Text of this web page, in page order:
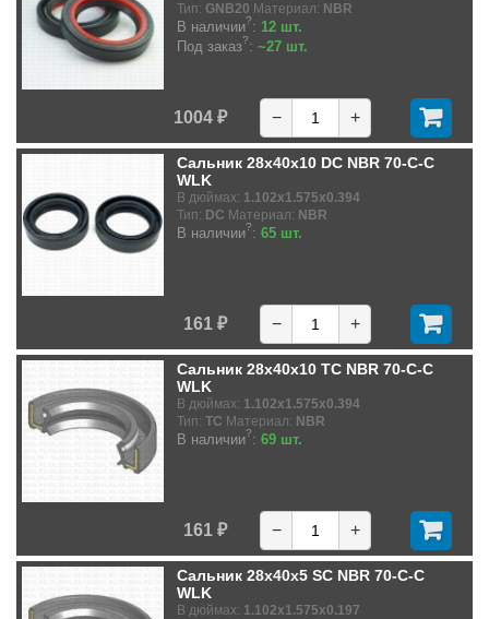
Тип: GNB20 Материал: NBR
В наличии?: 12 шт.
Под заказ?: ~27 шт.
1004 ₽ − +
Сальник 28x40x10 DC NBR 70-C-C
WLK
В дюймах: 1.102x1.575x0.394
Тип: DC Материал: NBR
В наличии?: 65 шт.
161 ₽ − +
Сальник 28x40x10 TC NBR 70-C-C
WLK
В дюймах: 1.102x1.575x0.394
Тип: TC Материал: NBR
В наличии?: 69 шт.
161 ₽ − +
Сальник 28x40x5 SC NBR 70-C-C
WLK
В дюймах: 1.102x1.575x0.197